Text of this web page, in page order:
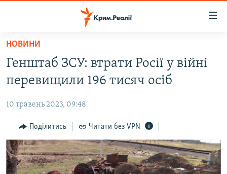
Перейти
основного
матеріалу
Перейти
до
навігації
Перейти
до
пошуку
ВІДЕО ТА ФОТО
ПОЛІТИКА
БЛОГИ
ПОГЛЯД
ІНТЕРВ'Ю
НОВИНИ
Генштаб ЗСУ: втрати Росії у війні
перевищили 196 тисяч осіб
10 травень 2023, 09:48
Поділитись Читати без VPN